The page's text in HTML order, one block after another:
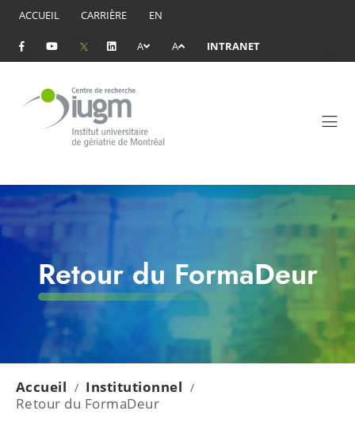
ACCUEIL CARRIÈRE EN
A A INTRANET
Retour du FormaDeur
Accueil / Institutionnel /
Retour du FormaDeur